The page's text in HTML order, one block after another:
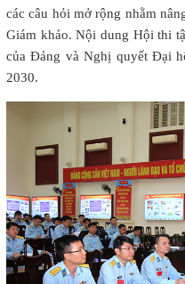
các câu hỏi mở rộng nhằm
Giám khảo. Nội dung Hội thi
của Đảng và Nghị quyết Đại
2030.